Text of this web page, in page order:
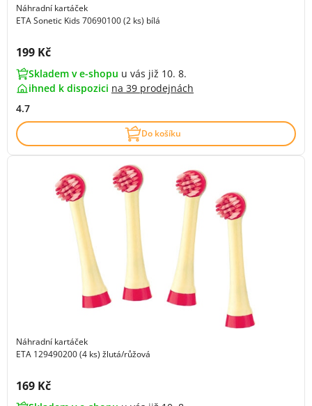
Náhradní kartáček
ETA Sonetic Kids 70690100 (2 ks) bílá
Cena s DPH:
199 Kč
Skladem v e-shopu u vás již 10. 8.
ihned k dispozici na 39 prodejnách
4.7
Do košíku
Náhradní kartáček
ETA 129490200 (4 ks) žlutá/růžová
Cena s DPH:
169 Kč